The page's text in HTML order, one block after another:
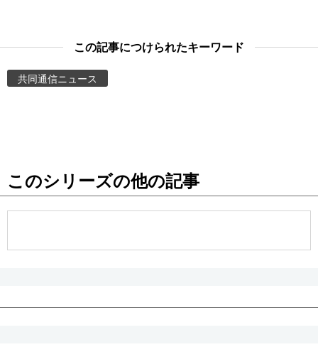
東京
この記事につけられたキーワード
共同通信ニュース
このシリーズの他の記事